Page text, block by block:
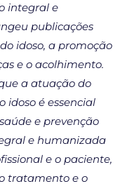
integral e
publicações
idoso, a promoção
e o acolhimento.
a atuação do
idoso é essencial
e prevenção
e humanizada
e o paciente,
tratamento e o